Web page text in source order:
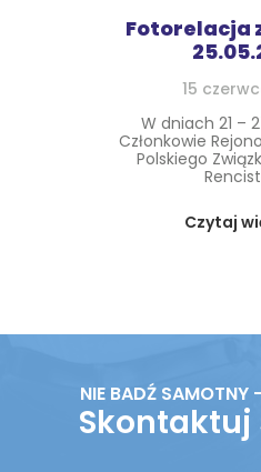
Fotorelacja
15
W dniach 21 –
Członkowie
Polskiego
Czytaj
NIE BADŹ
Skontaktuj